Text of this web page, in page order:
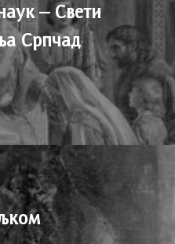
– Свети
Српчад